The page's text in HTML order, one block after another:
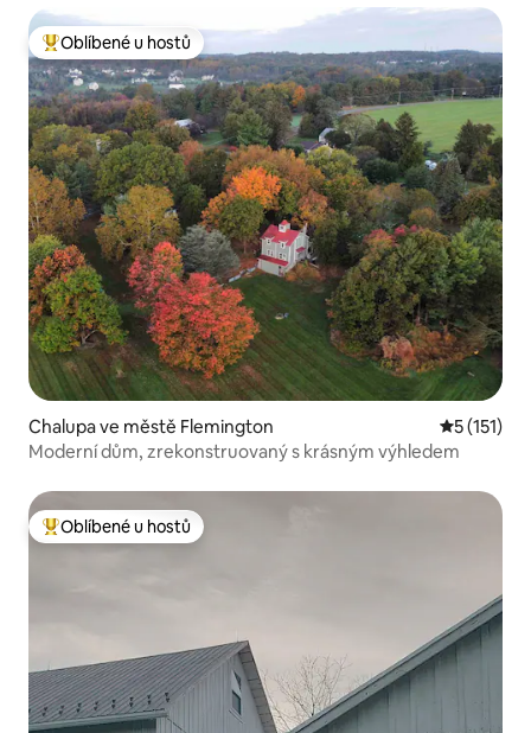
Nejlepší v kategorii Oblíbené u hostů
Oblíbené u hostů
Chalupa ve městě Flemington Průměrné
5 (151)
Moderní dům, zrekonstruovaný s krásným výhledem
Nejlepší v kategorii Oblíbené u hostů
Oblíbené u hostů